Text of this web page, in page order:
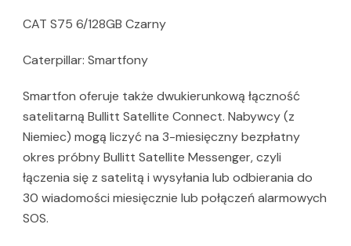
CAT S75 6/128GB Czarny
Caterpillar: Smartfony
Smartfon oferuje także dwukierunkową łączność
satelitarną Bullitt Satellite Connect. Nabywcy (z
Niemiec) mogą liczyć na 3-miesięczny bezpłatny
okres próbny Bullitt Satellite Messenger, czyli
łączenia się z satelitą i wysyłania lub odbierania do
30 wiadomości miesięcznie lub połączeń alarmowych
SOS.